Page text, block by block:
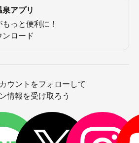
アプリ
っと便利に！
ロード
ウントをフォローして
情報を受け取ろう